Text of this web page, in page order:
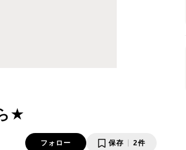
★
フォロー 保存 2件